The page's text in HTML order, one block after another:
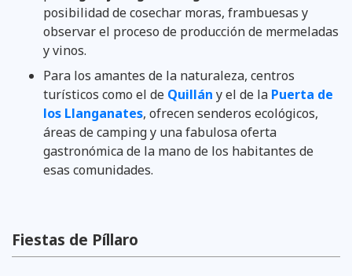
posibilidad de cosechar moras, frambuesas y
observar el proceso de producción de mermeladas
y vinos.
Para los amantes de la naturaleza, centros
turísticos como el de Quillán y el de la Puerta de
los Llanganates, ofrecen senderos ecológicos,
áreas de camping y una fabulosa oferta
gastronómica de la mano de los habitantes de
esas comunidades.
Fiestas de Píllaro